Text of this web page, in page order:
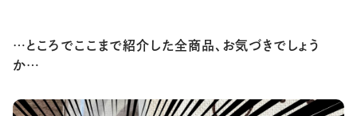
…ところでここまで紹介した全商品、お気づきでしょう
か…